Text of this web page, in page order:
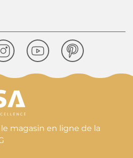
magasin en ligne de la